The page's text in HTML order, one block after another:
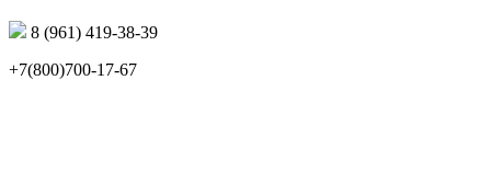
8 (961) 419-38-39
+7(800)700-17-67